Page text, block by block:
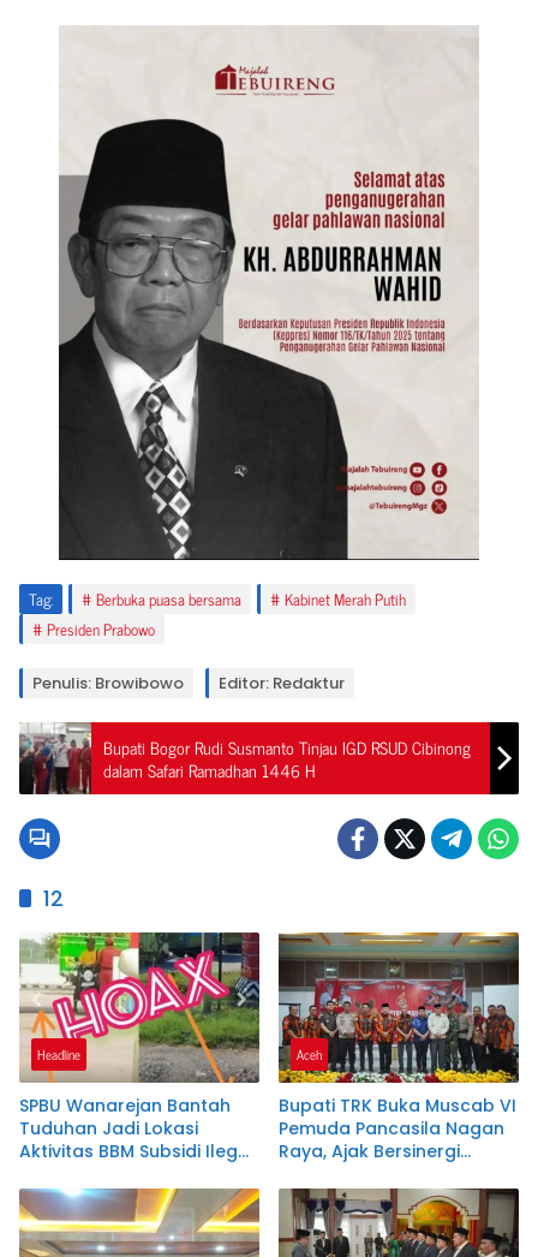
Tag: Berbuka puasa bersama
Kabinet Merah Putih
Presiden Prabowo
Penulis: Browibowo Editor: Redaktur
Bupati Bogor Rudi Susmanto Tinjau IGD RSUD Cibinong
dalam Safari Ramadhan 1446 H
12
Headline
SPBU Wanarejan Bantah
Tuduhan Jadi Lokasi
Aktivitas BBM Subsidi Ilegal,
Sesuai Kode Etik Jurnalistik
dan Pertimbangkan Jalur
Hukum
Aceh
Bupati TRK Buka Muscab VI
Pemuda Pancasila Nagan
Raya, Ajak Bersinergi
Pembangunan Daerah